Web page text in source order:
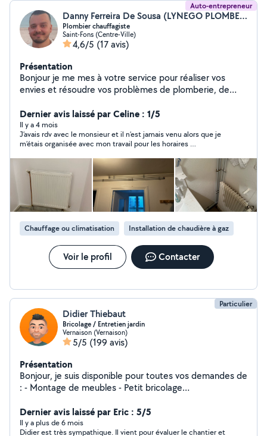
Auto-entrepreneur
Danny Ferreira De Sousa (LYNEGO PLOMBERIE)
Plombier chauffagiste
Saint-Fons (Centre-Ville)
4,6/5 (17 avis)
Présentation
Bonjour je me mes à votre service pour réaliser vos
envies et résoudre vos problèmes de plomberie, de
Assurance décennale Les dépannages d'urgence sont
effectués 24/24 et 7j/7. Avec 16 ans d'expérience dans
le domaine, je suis très réactif , à l'écoute et
consciencieux pour réaliser tous vos projets de
rénovation de salle de bain ou de construction neuve .
Votre satisfaction est mon objectif principal ainsi qu'une
organisation optimale pour un bon déroulement du
chantier. Je fait également tout type de petit travaux
pour vous aider et vous dépanner N'hésitez pas à me
contacter Au plaisir de vous rencontrer et travailler avec
vous ! Instagram : @lynegoplomberie
Dernier avis laissé par Celine : 1/5
Il y a 4 mois
J’avais rdv avec le monsieur et il n’est jamais venu alors que je
m’étais organisée avec mon travail pour les horaires …
Chauffage ou climatisation Installation de chaudière à gaz
Voir le profil Contacter
Particulier
Didier Thiebaut
Bricolage / Entretien jardin
Vernaison (Vernaison)
5/5 (199 avis)
Présentation
Bonjour, je suis disponible pour toutes vos demandes de
: - Montage de meubles - Petit bricolage
de haie et arbustes - Peinture - Toutes manutentions
Flexible , arrangeant et très sociable , je me ferais un
Dernier avis laissé par Eric : 5/5
Il y a plus de 6 mois
Didier est très sympathique. Il vient pour évaluer le chantier et